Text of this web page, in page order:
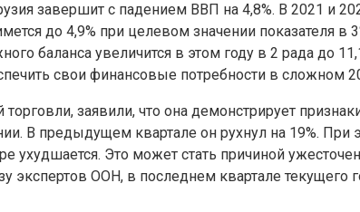
завершит с падением ВВП на 4,8%. В 2021 и
до 4,9% при целевом значении показателя в
баланса увеличится в этом году в 2 рада до
свои финансовые потребности в сложном
заявили, что она демонстрирует
В предыдущем квартале он рухнул на 19%.
ухудшается. Это может стать причиной
экспертов ООН, в последнем квартале текущего